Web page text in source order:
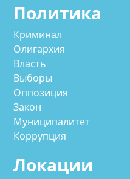
Политика
Криминал
Олигархия
Власть
Выборы
Оппозиция
Закон
Муниципалитет
Коррупция
Локации